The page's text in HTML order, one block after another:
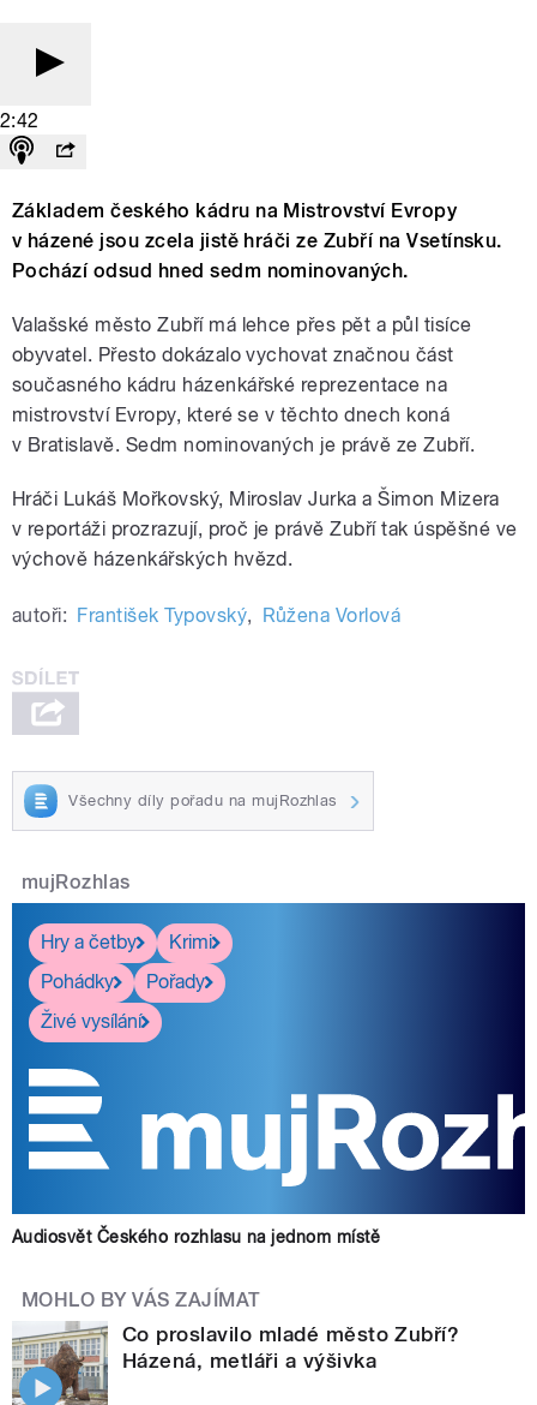
2:42
Základem českého kádru na Mistrovství Evropy
v házené jsou zcela jistě hráči ze Zubří na Vsetínsku.
Pochází odsud hned sedm nominovaných.
Valašské město Zubří má lehce přes pět a půl tisíce
obyvatel. Přesto dokázalo vychovat značnou část
současného kádru házenkářské reprezentace na
mistrovství Evropy, které se v těchto dnech koná
v Bratislavě. Sedm nominovaných je právě ze Zubří.
Hráči Lukáš Mořkovský, Miroslav Jurka a Šimon Mizera
v reportáži prozrazují, proč je právě Zubří tak úspěšné ve
výchově házenkářských hvězd.
autoři: František Typovský, Růžena Vorlová
Všechny díly pořadu na mujRozhlas
mujRozhlas
Hry a četby
Krimi
Pohádky
Pořady
Živé vysílání
Audiosvět Českého rozhlasu na jednom místě
MOHLO BY VÁS ZAJÍMAT
Co proslavilo mladé město Zubří?
Házená, metláři a výšivka